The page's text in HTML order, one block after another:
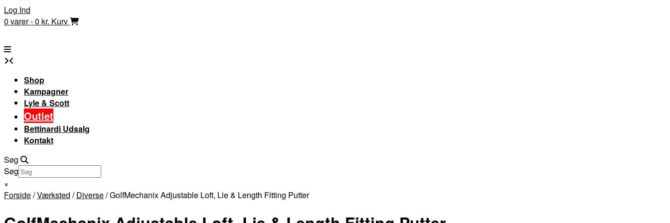
Skip
to
Log Ind
0 varer - 0 kr. Kurv
Shop
Kampagner
Lyle & Scott
Outlet
Bettinardi Udsalg
Kontakt
Søg
Søg
×
Forside/Værksted /Diverse/ GolfMechanix Adjustable Loft, Lie & Length Fitting Putter